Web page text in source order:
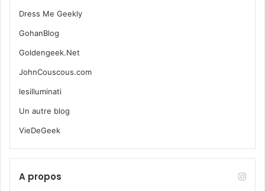
Dress Me Geekly
GohanBlog
Goldengeek.Net
JohnCouscous.com
lesilluminati
Un autre blog
VieDeGeek
A propos